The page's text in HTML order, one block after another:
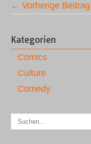
← Vorherige Beitrag
Kategorien
Comics
Culture
Comedy